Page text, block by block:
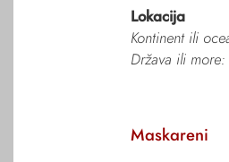
Lokacija
Kontinent ili
Država ili more:
Maskareni